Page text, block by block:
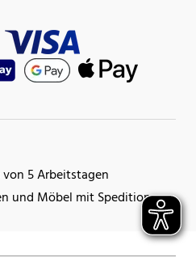
5 Arbeitstagen
und Möbel mit Spedition